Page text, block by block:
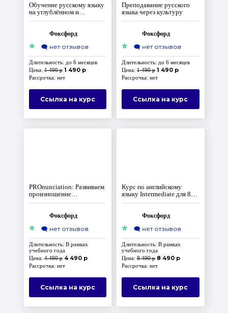
Обучение русскому языку
на углублённом и
олимпиадном уровнях
Фоксфорд
⭐ 🗨️ нет отзывов
Длительность: до 6 месяцев
Цена:1 490 р 1 490 р
Рассрочка: нет
Ссылка на курс
Преподавание русского
языка через культуру
Фоксфорд
⭐ 🗨️ нет отзывов
Длительность: до 6 месяцев
Цена: 1 490 р 1 490 р
Рассрочка: нет
Ссылка на курс
PROnunciation: Развиваем
произношение
английского языка
Фоксфорд
⭐ 🗨️ нет отзывов
Длительность: В рамках
учебного года
Цена:4 490 р 4 490 р
Рассрочка: нет
Ссылка на курс
Курс по английскому
языку Intermediate для 8-
10 классов
Фоксфорд
⭐ 🗨️ нет отзывов
Длительность: В рамках
учебного года
Цена: 8 490 р 8 490 р
Рассрочка: нет
Ссылка на курс